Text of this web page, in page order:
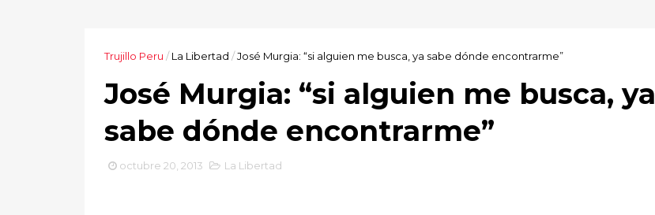
Trujillo Peru / La Libertad /José Murgia: “si alguien me busca, ya sabe dónde encontrarme”
José Murgia: “si alguien me busca, ya
sabe dónde encontrarme”
octubre 20, 2013 La Libertad